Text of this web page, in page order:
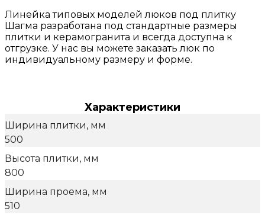
Линейка типовых моделей люков под плитку
Шагма разработана под стандартные размеры
плитки и керамогранита и всегда доступна к
отгрузке. У нас вы можете заказать люк по
индивидуальному размеру и форме.
Характеристики
Ширина плитки, мм
500
Высота плитки, мм
800
Ширина проема, мм
510